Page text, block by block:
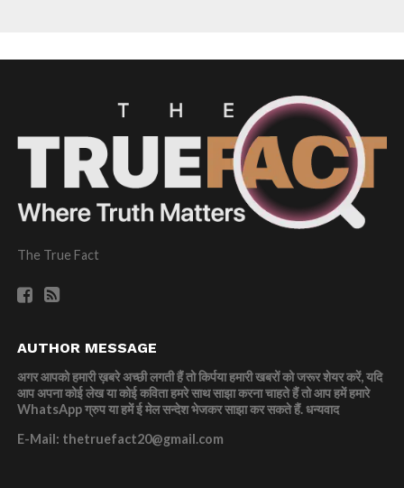
The True Fact
AUTHOR MESSAGE
अगर आपको हमारी ख़बरे अच्छी लगती हैं तो किर्पया हमारी खबरों को जरूर शेयर करें, यदि
आप अपना कोई लेख या कोई कविता हमरे साथ साझा करना चाहते हैं तो आप हमें हमारे
WhatsApp ग्रुप या हमें ई मेल सन्देश भेजकर साझा कर सकते हैं.धन्यवाद
E-Mail: thetruefact20@gmail.com